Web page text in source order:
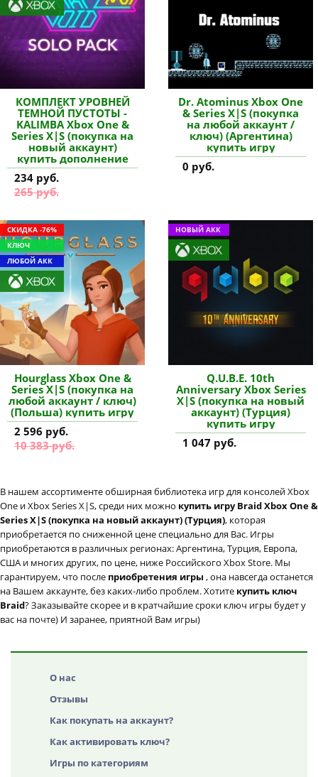
КОМПЛЕКТ УРОВНЕЙ
ТЕМНОЙ ПУСТОТЫ -
KALIMBA Xbox One &
Series X|S (покупка на
новый аккаунт)
купить дополнение
234 руб.
265 руб.
Dr. Atominus Xbox One
& Series X|S (покупка
на любой аккаунт /
ключ) (Аргентина)
купить игру
0 руб.
СКИДКА -76%
КЛЮЧ
ЛЮБОЙ АКК
Hourglass Xbox One &
Series X|S (покупка на
любой аккаунт / ключ)
(Польша) купить игру
2 596 руб.
10 383 руб.
НОВЫЙ АКК
Q.U.B.E. 10th
Anniversary Xbox Series
X|S (покупка на новый
аккаунт) (Турция)
купить игру
1 047 руб.
В нашем ассортименте обширная библиотека игр для консолей Xbox
One и Xbox Series X|S, среди них можно купить игру Braid Xbox One &
Series X|S (покупка на новый аккаунт) (Турция), которая
приобретается по сниженной цене специально для Вас. Игры
приобретаются в различных регионах: Аргентина, Турция, Европа,
США и многих других, по цене, ниже Российского Xbox Store. Мы
гарантируем, что после приобретения игры , она навсегда останется
на Вашем аккаунте, без каких-либо проблем. Хотите купить ключ
Braid? Заказывайте скорее и в кратчайшие сроки ключ игры будет у
вас на почте) И заранее, приятной Вам игры)
О нас
Отзывы
Как покупать на аккаунт?
Как активировать ключ?
Игры по категориям